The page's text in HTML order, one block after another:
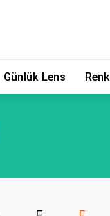
Günlük Lens